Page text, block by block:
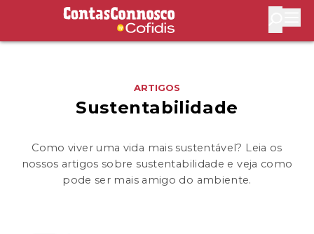
Contas Connosco by Cofidis
ARTIGOS
Sustentabilidade
Como viver uma vida mais sustentável? Leia os
nossos artigos sobre sustentabilidade e veja como
pode ser mais amigo do ambiente.